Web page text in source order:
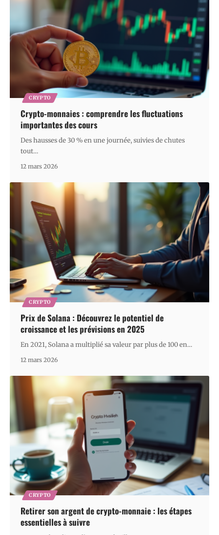
CRYPTO
Crypto-monnaies : comprendre les fluctuations
importantes des cours
Des hausses de 30 % en une journée, suivies de chutes
tout…
12 mars 2026
CRYPTO
Prix de Solana : Découvrez le potentiel de
croissance et les prévisions en 2025
En 2021, Solana a multiplié sa valeur par plus de 100 en…
12 mars 2026
CRYPTO
Retirer son argent de crypto-monnaie : les étapes
essentielles à suivre